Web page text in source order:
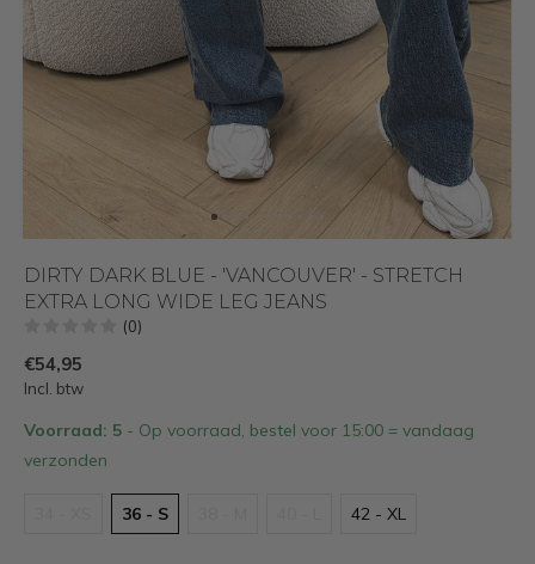
DIRTY DARK BLUE - 'VANCOUVER' - STRETCH
EXTRA LONG WIDE LEG JEANS
(0)
€54,95
Incl. btw
Voorraad: 5 - Op voorraad, bestel voor 15:00 = vandaag
verzonden
36 - S 42 - XL